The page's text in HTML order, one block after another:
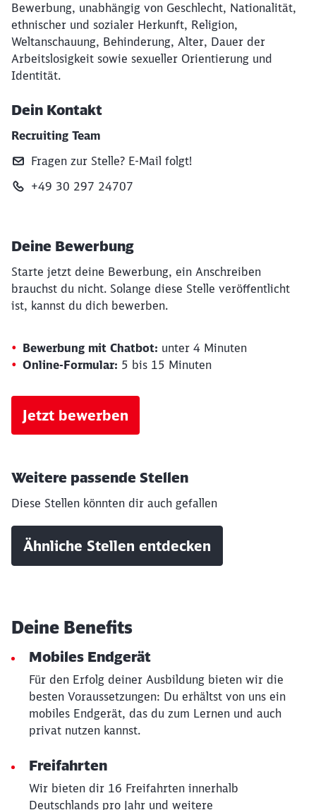
Bewerbung, unabhängig von Geschlecht, Nationalität,
ethnischer und sozialer Herkunft, Religion,
Weltanschauung, Behinderung, Alter, Dauer der
Arbeitslosigkeit sowie sexueller Orientierung und
Identität.
Dein Kontakt
Recruiting Team
Fragen zur Stelle? E‑Mail folgt!
+49 30 297 24707
Deine Bewerbung
Starte jetzt deine Bewerbung, ein Anschreiben
brauchst du nicht. Solange diese Stelle veröffentlicht
ist, kannst du dich bewerben.
Bewerbung mit Chatbot: unter 4 Minuten
Online-Formular: 5 bis 15 Minuten
Jetzt bewerben
Weitere passende Stellen
Diese Stellen könnten dir auch gefallen
Ähnliche Stellen entdecken
Deine Benefits
Mobiles Endgerät
Für den Erfolg deiner Ausbildung bieten wir die
besten Voraussetzungen: Du erhältst von uns ein
mobiles Endgerät, das du zum Lernen und auch
privat nutzen kannst.
Freifahrten
Wir bieten dir 16 Freifahrten innerhalb
Deutschlands pro Jahr und weitere